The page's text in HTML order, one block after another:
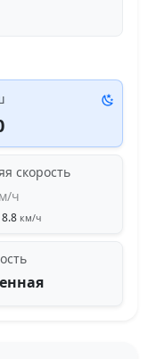
скорость
ч
8.8 км/ч